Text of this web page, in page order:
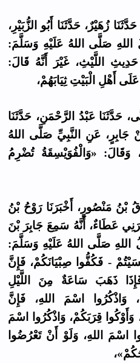
زُهَيْرٌ، حَدَّثَنَا أَبُو الزُّبَيْرِ،
صَلَّى اللهُ عَلَيْهِ وَسَلَّمَ:
حَدِيثِ اللَّيْثِ، غَيْرَ أَنَّهُ قَالَ:
أَهْلِ الْبَيْتِ ثِيَابَهُمْ،
حَدَّثَنَا عَبْدُ الرَّحْمَنِ، حَدَّثَنَا
جَابِرٍ، عَنِ النَّبِيِّ صَلَّى اللهُ
وَقَالَ: «وَالْفُوَيْسِقَةُ تُضْرِمُ
إِسْحَاقُ بْنُ مَنْصُورٍ، أَخْبَرَنَا رَوْحُ بْنُ
عَطَاءٌ، أَنَّهُ سَمِعَ جَابِرَ بْنَ
اللهِ صَلَّى اللهُ عَلَيْهِ وَسَلَّمَ:
- فَكُفُّوا صِبْيَانَكُمْ، فَإِنَّ
ذَهَبَ سَاعَةٌ مِنَ اللَّيْلِ
وَاذْكُرُوا اسْمَ اللهِ، فَإِنَّ
وَأَوْكُوا قِرَبَكُمْ، وَاذْكُرُوا اسْمَ
اسْمَ اللهِ، وَلَوْ أَنْ تَعْرُضُوا